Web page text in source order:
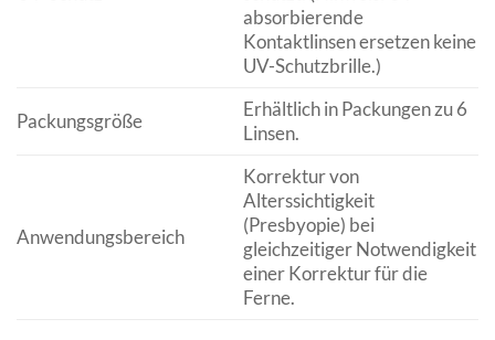
absorbierende
Kontaktlinsen ersetzen keine
UV-Schutzbrille.)
Packungsgröße
Erhältlich in Packungen zu 6
Linsen.
Anwendungsbereich
Korrektur von
Alterssichtigkeit
(Presbyopie) bei
gleichzeitiger Notwendigkeit
einer Korrektur für die
Ferne.